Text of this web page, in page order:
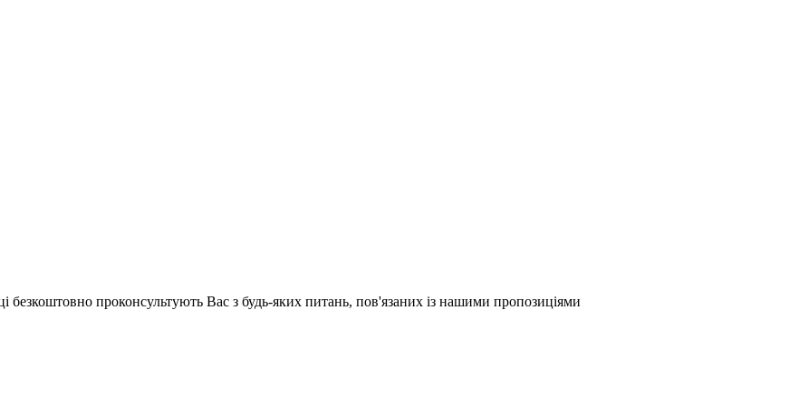
безкоштовно проконсультують Вас з будь-яких питань, пов'язаних із нашими пропозиціями